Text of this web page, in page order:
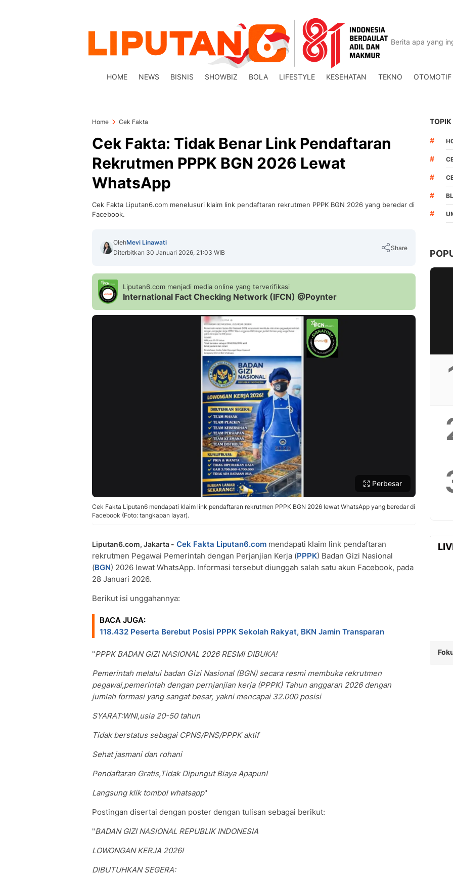
HOME NEWS BISNIS SHOWBIZ BOLA LIFESTYLE KESEHATAN TEKNO OTOMOTIF
Home Cek Fakta
Cek Fakta: Tidak Benar Link Pendaftaran
Rekrutmen PPPK BGN 2026 Lewat
WhatsApp
Cek Fakta Liputan6.com menelusuri klaim link pendaftaran rekrutmen PPPK BGN 2026 yang beredar di
Facebook.
OlehMevi Linawati
Diterbitkan 30 Januari 2026, 21:03 WIB
Share
Liputan6.com menjadi media online yang terverifikasi
International Fact Checking Network (IFCN) @Poynter
Perbesar
Cek Fakta Liputan6 mendapati klaim link pendaftaran rekrutmen PPPK BGN 2026 lewat WhatsApp yang beredar di
Facebook (Foto: tangkapan layar).
Liputan6.com, Jakarta - Cek Fakta Liputan6.com mendapati klaim link pendaftaran
rekrutmen Pegawai Pemerintah dengan Perjanjian Kerja (PPPK) Badan Gizi Nasional
(BGN) 2026 lewat WhatsApp. Informasi tersebut diunggah salah satu akun Facebook, pada
28 Januari 2026.
Berikut isi unggahannya:
BACA JUGA:
118.432 Peserta Berebut Posisi PPPK Sekolah Rakyat, BKN Jamin Transparan
"PPPK BADAN GIZI NASIONAL 2026 RESMI DIBUKA!
Pemerintah melalui badan Gizi Nasional (BGN) secara resmi membuka rekrutmen
pegawai,pemerintah dengan pernjanjian kerja (PPPK) Tahun anggaran 2026 dengan
jumlah formasi yang sangat besar, yakni mencapai 32.000 posisi
SYARAT:WNI,usia 20-50 tahun
Tidak berstatus sebagai CPNS/PNS/PPPK aktif
Sehat jasmani dan rohani
Pendaftaran Gratis,Tidak Dipungut Biaya Apapun!
Langsung klik tombol whatsapp"
Postingan disertai dengan poster dengan tulisan sebagai berikut:
"BADAN GIZI NASIONAL REPUBLIK INDONESIA
LOWONGAN KERJA 2026!
DIBUTUHKAN SEGERA:
TOPIK
#
#
#
#
#